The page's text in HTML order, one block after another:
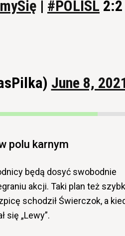
| #POLISL
June 8,
polu karnym
będą dosyć swobodnie
akcji. Taki plan też
schodził Świerczok, a
się „Lewy”.